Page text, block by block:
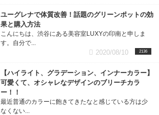
ユーグレナで体質改善！話題のグリーンポットの効
果と購入方法
こんにちは、渋谷にある美容室LUXYの印南と申しま
す。自分で...
2136
2020/08/10
【ハイライト、グラデーション、インナーカラー】
可愛くて、オシャレなデザインのブリーチカラ
ー！！
最近普通のカラーに飽きてきたなと感じている方は少
なくない...